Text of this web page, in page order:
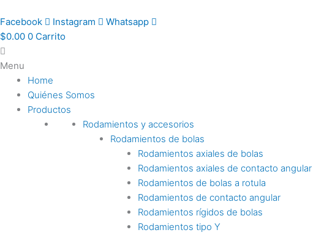
al
contenido
Facebook Instagram
Whatsapp
$0.00 0 Carrito
Menu
Home
Quiénes Somos
Productos
Rodamientos y accesorios
Rodamientos de bolas
Rodamientos axiales de bolas
Rodamientos axiales de contacto angular
Rodamientos de bolas a rotula
Rodamientos de contacto angular
Rodamientos rígidos de bolas
Rodamientos tipo Y